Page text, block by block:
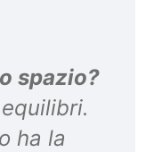
spazio?
ha la